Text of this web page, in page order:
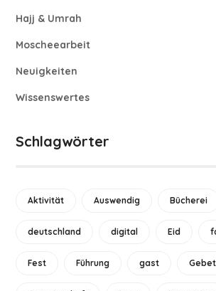
Hajj & Umrah
Moscheearbeit
Neuigkeiten
Wissenswertes
Schlagwörter
Aktivität Auswendig Bücherei
deutschland digital Eid
Fest Führung gast Gebet